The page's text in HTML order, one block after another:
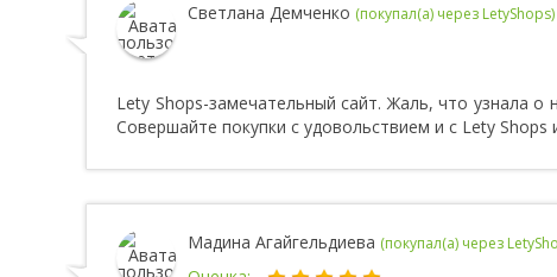
Светлана Демченко (покупал(а) через LetyShops)
Lety Shops-замечательный сайт. Жаль, что узнала
Совершайте покупки с удовольствием и с Lety
Мадина Агайгельдиева (покупал(а) через